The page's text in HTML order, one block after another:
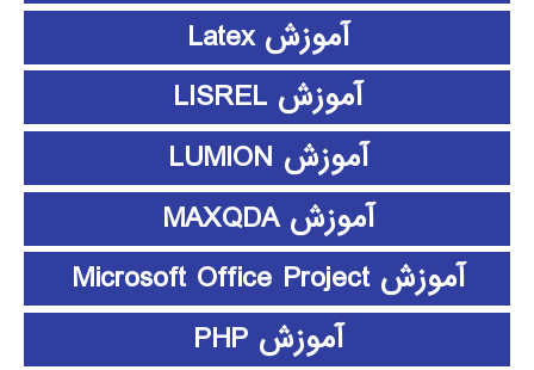
آموزش Latex
آموزش LISREL
آموزش LUMION
آموزش MAXQDA
آموزش Microsoft Office Project
آموزش PHP